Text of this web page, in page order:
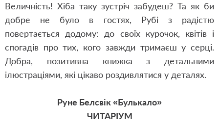
Величність! Хіба таку зустріч забудеш? Та як би
добре не було в гостях, Рубі з радістю
повертається додому: до своїх курочок, квітів і
спогадів про тих, кого завжди тримаєш у серці.
Добра, позитивна книжка з детальними
ілюстраціями, які цікаво роздивлятися у деталях.
Руне Белсвік «Булькало»
ЧИТАРІУМ